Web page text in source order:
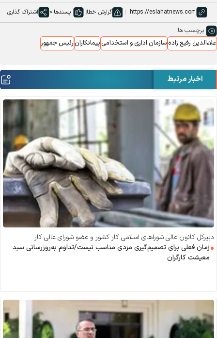
گزارش خطا پسندها:0 اشتراک گذاری
برچسب ها:
علاءالدین رفیع زادهسازمان اداری و استخدامیپیمانکارانرئیس جمهور
اخبار مرتبط
دبیرکل کانون عالی شورا‌های اسلامی کار کشور و عضو شورای عالی کار
زمان فعلی برای تصمیم‌گیری مزدی مناسب نیست/تداوم به‌روزرسانی سبد
معیشت کارگران